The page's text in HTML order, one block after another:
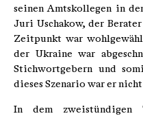
seinen Amtskollegen in
Juri Uschakow, der
Zeitpunkt war
der Ukraine war
Stichwortgebern und
dieses Szenario war er
In dem